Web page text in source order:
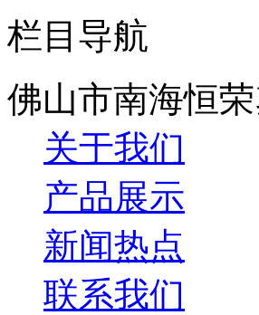
栏目导航
佛山市南海恒
关于我们
产品展示
新闻热点
联系我们